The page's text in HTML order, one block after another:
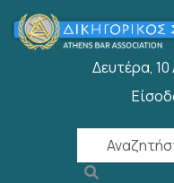
Παράκαμψη προς το
Δευτέρα,